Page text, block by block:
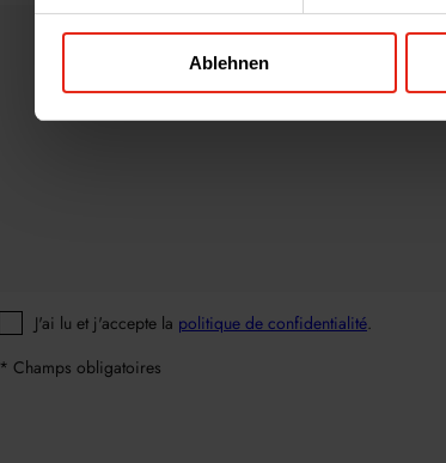
Ablehnen
J'ai lu et j'accepte la politique de confidentialité.
* Champs obligatoires